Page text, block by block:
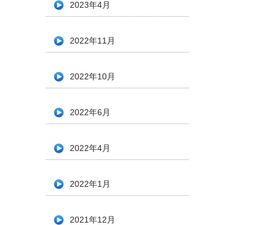
2023年4月
2022年11月
2022年10月
2022年6月
2022年4月
2022年1月
2021年12月